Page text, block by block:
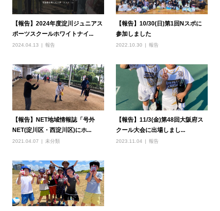
【報告】2024年度淀川ジュニアス
ポーツスクールホワイトナイ...
2024.04.13 報告
【報告】10/30(日)第1回Nスポに
参加しました
2022.10.30 報告
【報告】NET地域情報誌「号外
NET(淀川区・西淀川区)にホ...
2021.04.07 未分類
【報告】11/3(金)第48回大阪府ス
クール大会に出場しまし...
2023.11.04 報告